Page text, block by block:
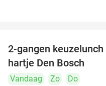
2-gangen
hartje Den Bosch
Vandaag Zo
Do